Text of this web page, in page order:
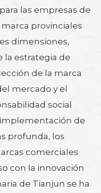
las empresas de
provinciales
dimensiones,
la estrategia de
de la marca
mercado y el
social
implementación de
profunda, los
comerciales
con la innovación
de Tianjun se ha